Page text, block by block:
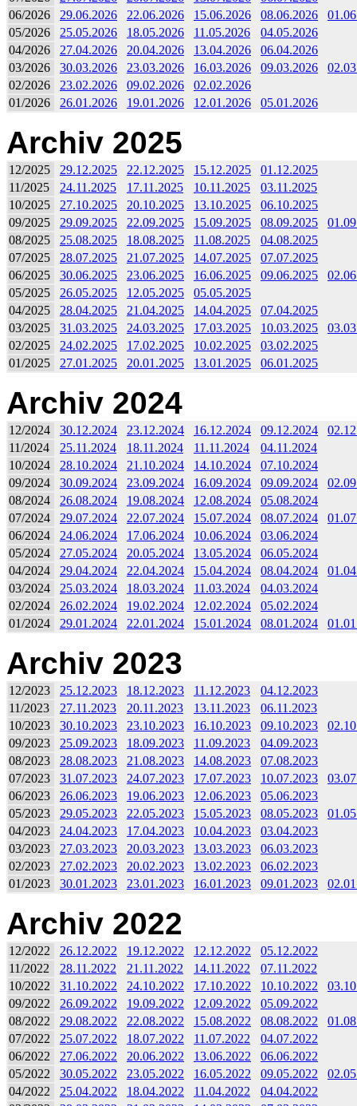
06/2026
29.06.2026 22.06.2026 15.06.2026 08.06.2026
05/2026
25.05.2026 18.05.2026 11.05.2026
04.05.2026
04/2026
27.04.2026 20.04.2026 13.04.2026
06.04.2026
03/2026
30.03.2026 23.03.2026 16.03.2026 09.03.2026
02/2026
23.02.2026 09.02.2026
02.02.2026
01/2026
26.01.2026 19.01.2026 12.01.2026 05.01.2026
Archiv 2025
12/2025 29.12.2025 22.12.2025 15.12.2025
01.12.2025
11/2025
24.11.2025 17.11.2025 10.11.2025
03.11.2025
10/2025
27.10.2025 20.10.2025 13.10.2025
06.10.2025
09/2025
29.09.2025 22.09.2025 15.09.2025 08.09.2025
08/2025
25.08.2025 18.08.2025 11.08.2025
04.08.2025
07/2025
28.07.2025 21.07.2025 14.07.2025
07.07.2025
06/2025
30.06.2025 23.06.2025 16.06.2025 09.06.2025
05/2025
26.05.2025 12.05.2025
05.05.2025
04/2025
28.04.2025 21.04.2025 14.04.2025
07.04.2025
03/2025
31.03.2025 24.03.2025 17.03.2025 10.03.2025
02/2025
24.02.2025 17.02.2025 10.02.2025
03.02.2025
01/2025
27.01.2025 20.01.2025 13.01.2025 06.01.2025
Archiv 2024
12/2024 30.12.2024 23.12.2024 16.12.2024 09.12.2024
11/2024
25.11.2024 18.11.2024 11.11.2024
04.11.2024
10/2024
28.10.2024 21.10.2024 14.10.2024
07.10.2024
09/2024
30.09.2024 23.09.2024 16.09.2024 09.09.2024
08/2024
26.08.2024 19.08.2024 12.08.2024
05.08.2024
07/2024
29.07.2024 22.07.2024 15.07.2024 08.07.2024
06/2024
24.06.2024 17.06.2024 10.06.2024
03.06.2024
05/2024
27.05.2024 20.05.2024 13.05.2024
06.05.2024
04/2024
29.04.2024 22.04.2024 15.04.2024 08.04.2024
03/2024
25.03.2024 18.03.2024 11.03.2024
04.03.2024
02/2024
26.02.2024 19.02.2024 12.02.2024
05.02.2024
01/2024
29.01.2024 22.01.2024 15.01.2024 08.01.2024
Archiv 2023
12/2023 25.12.2023 18.12.2023 11.12.2023
04.12.2023
11/2023
27.11.2023 20.11.2023 13.11.2023
06.11.2023
10/2023
30.10.2023 23.10.2023 16.10.2023 09.10.2023
09/2023
25.09.2023 18.09.2023 11.09.2023
04.09.2023
08/2023
28.08.2023 21.08.2023 14.08.2023
07.08.2023
07/2023
31.07.2023 24.07.2023 17.07.2023 10.07.2023
06/2023
26.06.2023 19.06.2023 12.06.2023
05.06.2023
05/2023
29.05.2023 22.05.2023 15.05.2023 08.05.2023
04/2023
24.04.2023 17.04.2023 10.04.2023
03.04.2023
03/2023
27.03.2023 20.03.2023 13.03.2023
06.03.2023
02/2023
27.02.2023 20.02.2023 13.02.2023
06.02.2023
01/2023
30.01.2023 23.01.2023 16.01.2023 09.01.2023
Archiv 2022
12/2022 26.12.2022 19.12.2022 12.12.2022
05.12.2022
11/2022
28.11.2022 21.11.2022 14.11.2022
07.11.2022
10/2022
31.10.2022 24.10.2022 17.10.2022 10.10.2022
09/2022
26.09.2022 19.09.2022 12.09.2022
05.09.2022
08/2022
29.08.2022 22.08.2022 15.08.2022 08.08.2022
07/2022
25.07.2022 18.07.2022 11.07.2022
04.07.2022
06/2022
27.06.2022 20.06.2022 13.06.2022
06.06.2022
05/2022
30.05.2022 23.05.2022 16.05.2022 09.05.2022
04/2022
25.04.2022 18.04.2022 11.04.2022
04.04.2022